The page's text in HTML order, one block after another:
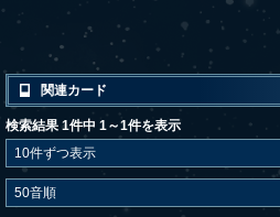
関連カード
検索結果 1件中 1～1件を表示